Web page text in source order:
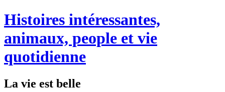
Skip
to
content
Histoires intéressantes,
animaux, people et vie
quotidienne
La vie est belle